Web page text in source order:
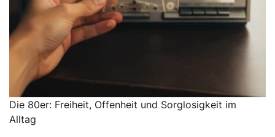
Die 80er: Freiheit, Offenheit und Sorglosigkeit im
Alltag